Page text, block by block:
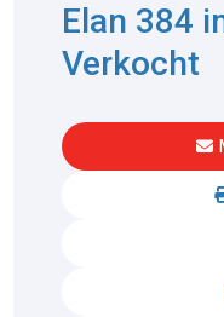
Elan 384
Verkocht